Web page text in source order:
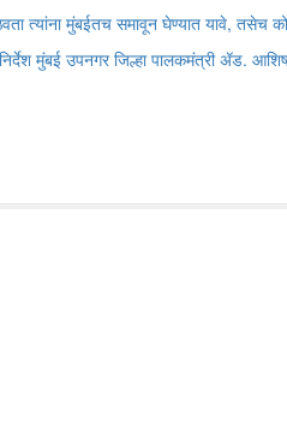
त्यांना मुंबईतच समावून घेण्यात यावे, तसेच
मुंबई उपनगर जिल्हा पालकमंत्री ॲड. आशिष